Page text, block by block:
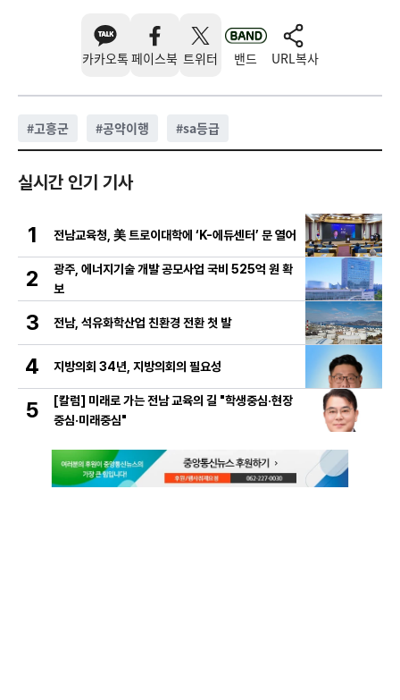
카카오톡 페이스북 트위터 밴드 URL복사
#고흥군 #공약이행 #sa등급
실시간 인기 기사
1 전남교육청, 美 트로이대학에 ‘K-에듀센터’ 문 열어
2
광주, 에너지기술 개발 공모사업 국비 525억 원 확
보
3 전남, 석유화학산업 친환경 전환 첫 발
4 지방의회 34년, 지방의회의 필요성
5
[칼럼] 미래로 가는 전남 교육의 길 "학생중심·현장
중심·미래중심"